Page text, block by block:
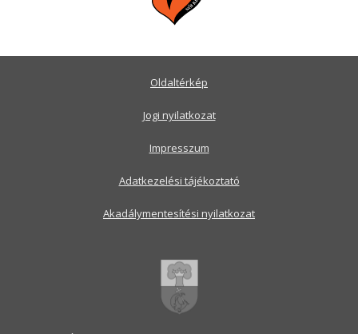
Oldaltérkép
Jogi nyilatkozat
Impresszum
Adatkezelési tájékoztató
Akadálymentesítési nyilatkozat